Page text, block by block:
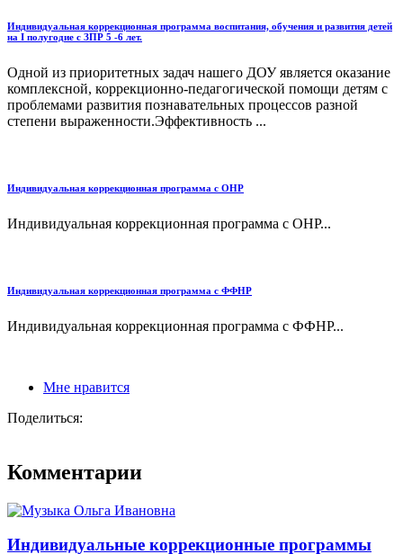
Индивидуальная коррекционная программа воспитания, обучения и развития детей
на I полугодие с ЗПР 5 -6 лет.
Одной из приоритетных задач нашего ДОУ является оказание
комплексной, коррекционно-педагогической помощи детям с
проблемами развития познавательных процессов разной
степени выраженности.Эффективность ...
Индивидуальная коррекционная программа с ОНР
Индивидуальная коррекционная программа с ОНР...
Индивидуальная коррекционная программа с ФФНР
Индивидуальная коррекционная программа с ФФНР...
Мне нравится
Поделиться:
Комментарии
Индивидуальные коррекционные программы